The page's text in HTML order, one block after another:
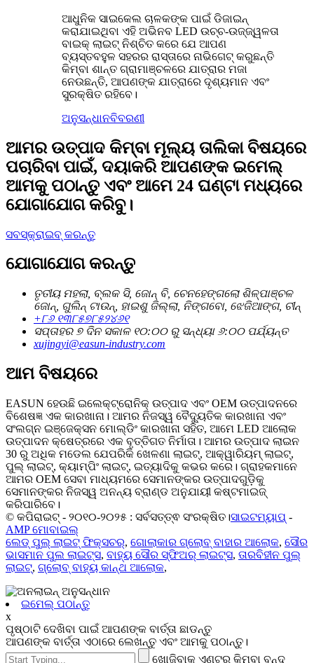
ଆଧୁନିକ ସାଇକେଲ ଚାଳକଙ୍କ ପାଇଁ ଡିଜାଇନ୍
କରାଯାଇଥିବା ଏହି ଅଭିନବ LED ଉଚ୍ଚ-ଉଜ୍ଜ୍ୱଳତା
ବାଇକ୍ ଲାଇଟ୍ ନିଶ୍ଚିତ କରେ ଯେ ଆପଣ
ବ୍ୟସ୍ତବହୁଳ ସହରର ରାସ୍ତାରେ ନାଭିଗେଟ୍ କରୁଛନ୍ତି
କିମ୍ବା ଶାନ୍ତ ଗ୍ରାମାଞ୍ଚଳରେ ଯାତ୍ରାର ମଜା
ନେଉଛନ୍ତି, ଆପଣଙ୍କ ଯାତ୍ରାରେ ଦୃଶ୍ୟମାନ ଏବଂ
ସୁରକ୍ଷିତ ରହିବେ।
ଅନୁସନ୍ଧାନବିବରଣୀ
ଆମର ଉତ୍ପାଦ କିମ୍ବା ମୂଲ୍ୟ ତାଲିକା ବିଷୟରେ
ପଚାରିବା ପାଇଁ, ଦୟାକରି ଆପଣଙ୍କ ଇମେଲ୍
ଆମକୁ ପଠାନ୍ତୁ ଏବଂ ଆମେ 24 ଘଣ୍ଟା ମଧ୍ୟରେ
ଯୋଗାଯୋଗ କରିବୁ।
ସବସ୍କ୍ରାଇବ୍ କରନ୍ତୁ
ଯୋଗାଯୋଗ କରନ୍ତୁ
ତୃତୀୟ ମହଲା, ବ୍ଲକ ସି, ଜୋନ୍ ବି, ଚେନହେଙ୍ଗଲୋ ଶିଳ୍ପାଞ୍ଚଳ
ଜୋନ୍, ଗୁଲିନ୍ ଟାଉନ୍, ହାଇଶୁ ଜିଲ୍ଲା, ନିଙ୍ଗବୋ, ଝେଜିଆଙ୍ଗ, ଚୀନ୍
+୮୬ ୧୩୮୫୭୮୫୨୪୬୧
ସପ୍ତାହର ୭ ଦିନ ସକାଳ ୧୦:୦୦ ରୁ ସନ୍ଧ୍ୟା ୬:୦୦ ପର୍ଯ୍ୟନ୍ତ
xujingyi@easun-industry.com
ଆମ ବିଷୟରେ
EASUN ହେଉଛି ଇଲେକ୍ଟ୍ରୋନିକ୍ ଉତ୍ପାଦ ଏବଂ OEM ଉତ୍ପାଦନରେ
ବିଶେଷଜ୍ଞ ଏକ କାରଖାନା। ଆମର ନିଜସ୍ୱ ବୈଦ୍ୟୁତିକ କାରଖାନା ଏବଂ
ସଂଲଗ୍ନ ଇଞ୍ଜେକ୍ସନ ମୋଲ୍ଡିଂ କାରଖାନା ସହିତ, ଆମେ LED ଆଲୋକ
ଉତ୍ପାଦନ କ୍ଷେତ୍ରରେ ଏକ ବୃତ୍ତିଗତ ନିର୍ମାତା। ଆମର ଉତ୍ପାଦ ଲାଇନ
30 ରୁ ଅଧିକ ମଡେଲ ଯେପରିକି ଖେଳଣା ଲାଇଟ୍, ଆକ୍ୱାରିୟମ୍ ଲାଇଟ୍,
ପୁଲ୍ ଲାଇଟ୍, କ୍ୟାମ୍ପିଂ ଲାଇଟ୍, ଇତ୍ୟାଦିକୁ କଭର କରେ। ଗ୍ରାହକମାନେ
ଆମର OEM ସେବା ମାଧ୍ୟମରେ ସେମାନଙ୍କର ଉତ୍ପାଦଗୁଡ଼ିକୁ
ସେମାନଙ୍କର ନିଜସ୍ୱ ଅନନ୍ୟ ବ୍ରାଣ୍ଡ ଅନୁଯାୟୀ କଷ୍ଟମାଇଜ୍
କରିପାରିବେ।
© କପିରାଇଟ୍ - ୨୦୧୦-୨୦୨୫ : ସର୍ବସତ୍ତ୍ଵ ସଂରକ୍ଷିତ।ସାଇଟମ୍ୟାପ୍ -
AMP ମୋବାଇଲ୍
ଲେଡ୍ ପୁଲ୍ ଲାଇଟ୍ ଫିକ୍ସଚର୍, ଗୋଲାକାର ଗ୍ଲୋବ୍ ବାହାର ଆଲୋକ, ସୌର
ଭାସମାନ ପୁଲ ଲାଇଟ୍ସ, ବାହ୍ୟ ସୌର ସ୍ଫିଅର୍ ଲାଇଟ୍ସ, ତାରବିହୀନ ପୁଲ୍
ଲାଇଟ୍, ଗ୍ଲୋବ୍ ବାହ୍ୟ କାନ୍ଥ ଆଲୋକ,
ଇମେଲ୍ ପଠାନ୍ତୁ
x
ପୃଷ୍ଠାଟି ଦେଖିବା ପାଇଁ ଆପଣଙ୍କ ବାର୍ତ୍ତା ଛାଡନ୍ତୁ
ଆପଣଙ୍କ ବାର୍ତ୍ତା ଏଠାରେ ଲେଖନ୍ତୁ ଏବଂ ଆମକୁ ପଠାନ୍ତୁ।
ଖୋଜିବାକୁ ଏଣ୍ଟର୍ କିମ୍ବା ବନ୍ଦ